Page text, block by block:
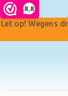
8,8
Let op! Wegens